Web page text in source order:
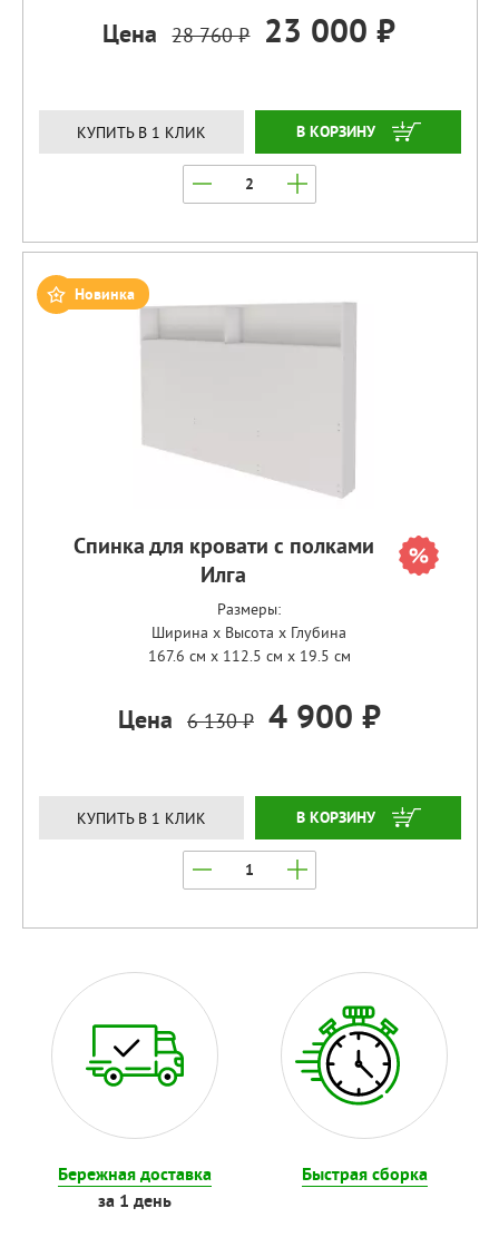
Цена 28 760 ₽ 23 000 ₽
КУПИТЬ В 1 КЛИК ЗАКАЗАТЬ
Новинка
Спинка для кровати с полками
Илга
Размеры:
Ширина x Высота x Глубина
167.6 см x 112.5 см x 19.5 см
Цена 6 130 ₽ 4 900 ₽
КУПИТЬ В 1 КЛИК ЗАКАЗАТЬ
Бережная доставка
за 1 день
Быстрая сборка